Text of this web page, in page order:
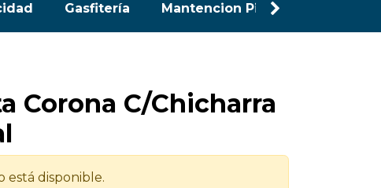
Gasfitería Mantencion Piscina
Corona C/Chicharra
está disponible.